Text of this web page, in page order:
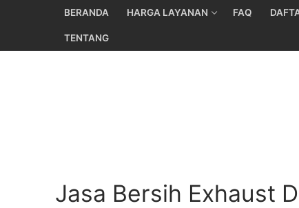
BERANDA HARGA LAYANAN FAQ
TENTANG
Jasa Bersih Exhaust